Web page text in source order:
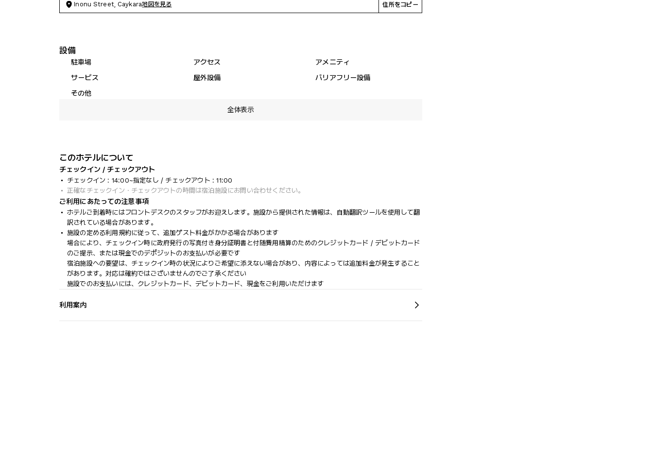
Inonu Street, Caykara地図を見る 住所をコピー
設備
駐車場 アクセス
アメニティ
サービス
屋外設備
バリアフリー設備
その他
全体表示
このホテルについて
チェックイン / チェックアウト
チェックイン : 14:00~指定なし / チェックアウト : 11:00
正確なチェックイン・チェックアウトの時間は宿泊施設にお問い合わせください。
ご利用にあたっての注意事項
ホテルご到着時にはフロントデスクのスタッフがお迎えします。施設から提供された情報は、自動翻訳ツールを使用して翻
訳されている場合があります。
施設の定める利用規約に従って、追加ゲスト料金がかかる場合があります
場合により、チェックイン時に政府発行の写真付き身分証明書と付随費用精算のためのクレジットカード / デビットカード
のご提示、または現金でのデポジットのお支払いが必要です
宿泊施設への要望は、チェックイン時の状況によりご希望に添えない場合があり、内容によっては追加料金が発生すること
があります。対応は確約ではございませんのでご了承ください
施設でのお支払いには、クレジットカード、デビットカード、現金をご利用いただけます
利用案内